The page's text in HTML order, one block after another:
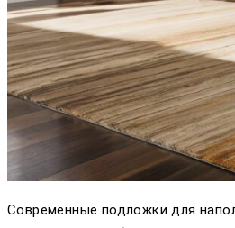
Современные подложки для